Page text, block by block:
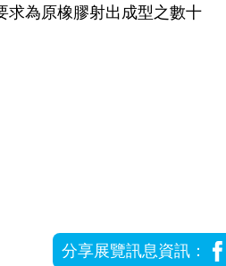
求為原橡膠射出成型之數十
分享展覽訊息資訊：